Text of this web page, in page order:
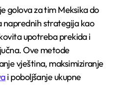
golova za tim Meksika do
naprednih strategija kao
upotreba prekida i
Ove metode
vještina, maksimiziranje
i poboljšanje ukupne